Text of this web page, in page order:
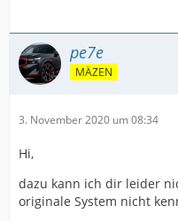
pe7e
MÄZEN
3. November 2020 um 08:34
Hi,
dazu kann ich dir leider
originale System nicht